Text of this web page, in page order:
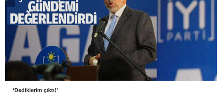
‘Dediklerim çıktı!’